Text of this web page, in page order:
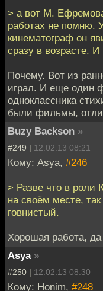
> а вот М.
работах не помню.
кинематограф он
сразу в возрасте.
Почему. Вот из
играл. И еще один
одноклассника
были фильмы,
Buzy Backson »
#249 | 12.02.13 08:21
Кому: Asya, #246
> Разве что в роли
на своём месте,
говнистый.
Хорошая работа,
Asya »
#250 | 12.02.13 08:30
Кому: Honim, #248